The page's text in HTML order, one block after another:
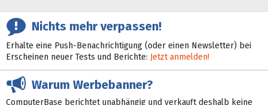
Nichts mehr verpassen!
Erhalte eine Push-Benachrichtigung (oder einen Newsletter) bei
Erscheinen neuer Tests und Berichte: Jetzt anmelden!
Warum Werbebanner?
ComputerBase berichtet unabhängig und verkauft deshalb keine